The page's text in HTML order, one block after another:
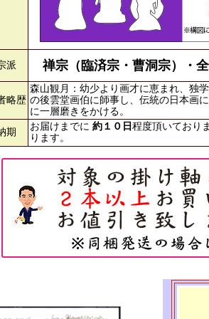
派 禅宗（臨済宗・曹洞宗）・
略歴
森山観月：幼少より画才に恵まれ、独
の後雲堂画伯に師事し、伝統の日本画
に一層磨きをかける。
期
お届けまでに 約１０日 程度頂いており
ります。